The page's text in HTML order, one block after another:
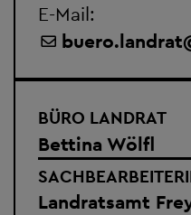
E-Mail:
buero.landrat
BÜRO LANDRAT
Bettina Wölfl
Landratsamt